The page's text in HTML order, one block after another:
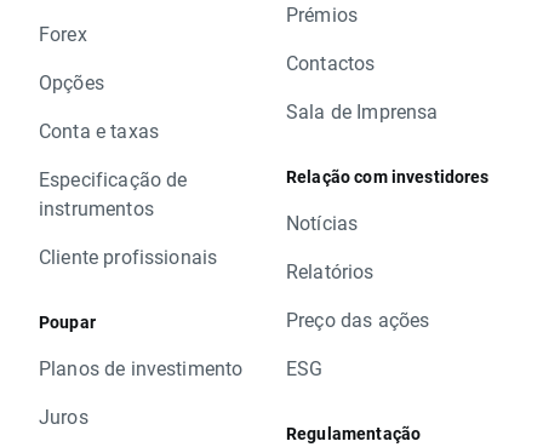
Forex
Opções
Conta e taxas
Especificação de
instrumentos
Cliente profissionais
Poupar
Planos de investimento
Juros
Prémios
Contactos
Sala de Imprensa
Relação com investidores
Notícias
Relatórios
Preço das ações
ESG
Regulamentação